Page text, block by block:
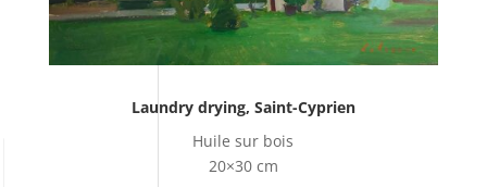
Laundry drying, Saint-Cyprien
Huile sur bois
20×30 cm